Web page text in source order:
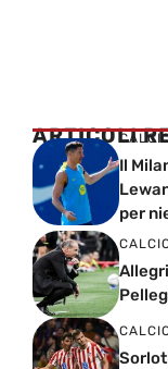
ARTICOLI
Il
per